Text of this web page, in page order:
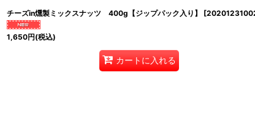
チーズin燻製ミックスナッツ 400g【ジップパック入り】 [
1,650円(税込)
カートに入れる